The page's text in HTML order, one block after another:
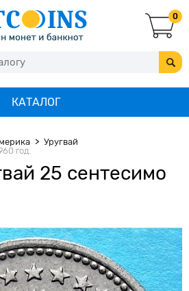
0
КАТАЛОГ
Уругвай
год.
25 сентесимо